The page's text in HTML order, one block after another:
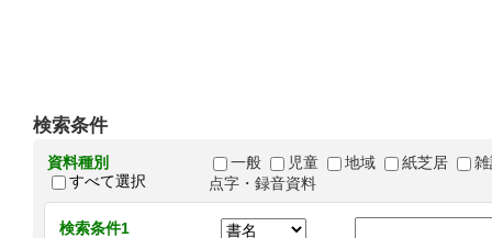
検索条件
資料種別
すべて選択
一般 児童 地域 紙芝居
点字・録音資料
検索条件1